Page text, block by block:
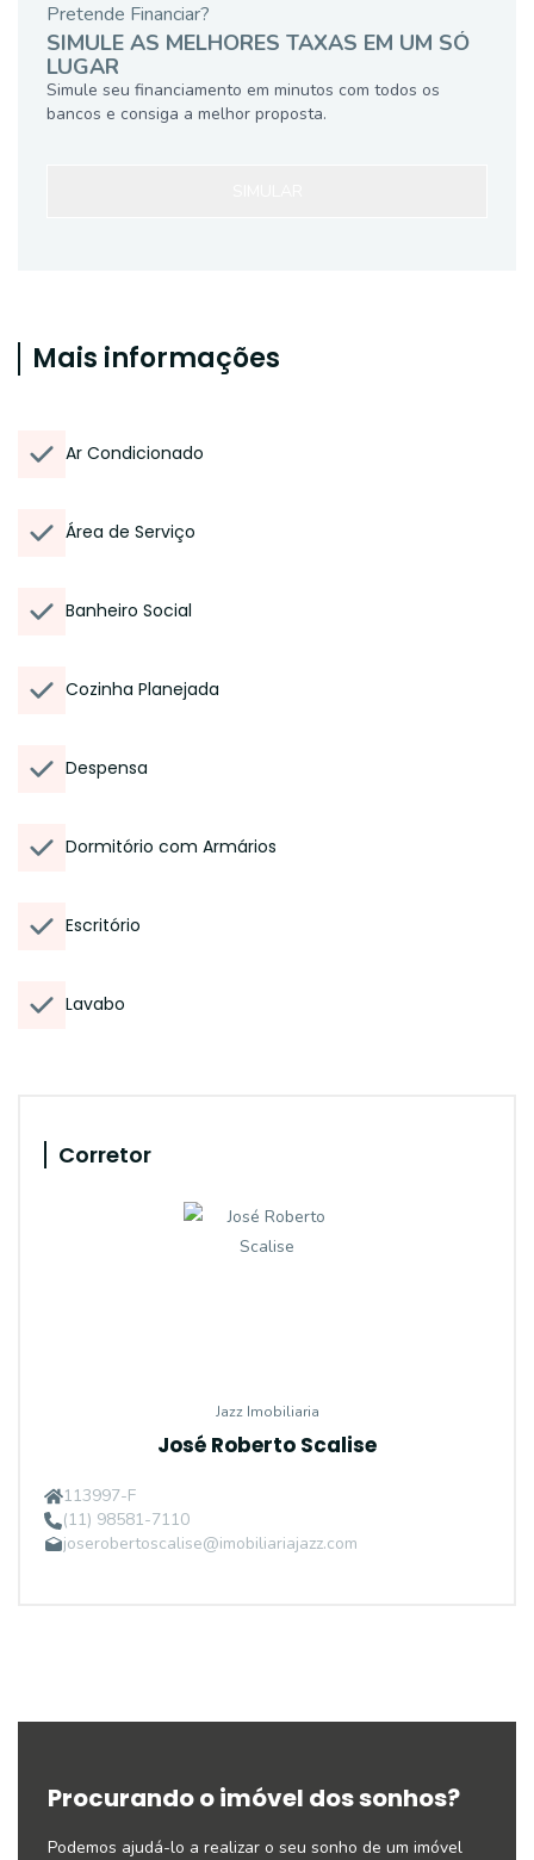
Pretende Financiar?
SIMULE AS MELHORES TAXAS EM UM SÓ
LUGAR
Simule seu financiamento em minutos com todos os
bancos e consiga a melhor proposta.
Mais informações
Ar Condicionado
Área de Serviço
Banheiro Social
Cozinha Planejada
Despensa
Dormitório com Armários
Escritório
Lavabo
Corretor
Jazz Imobiliaria
José Roberto Scalise
113997-F
(11) 98581-7110
joserobertoscalise@imobiliariajazz.com
Procurando o imóvel dos sonhos?
Podemos ajudá-lo a realizar o seu sonho de um imóvel